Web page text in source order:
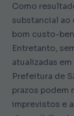
Como
substancial ao
bom custo-
Entretanto,
atualizadas
Prefeitura de
prazos podem
imprevistos e